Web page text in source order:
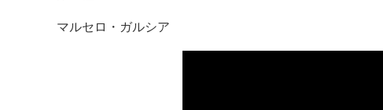
マルセロ・ガルシア